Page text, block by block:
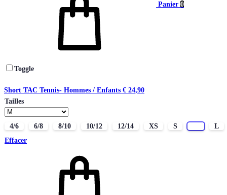
Panier 0
Toggle
Short TAC Tennis- Hommes / Enfants € 24,90
Tailles
4/6 6/8 8/10 10/12 12/14 XS S
L
Effacer